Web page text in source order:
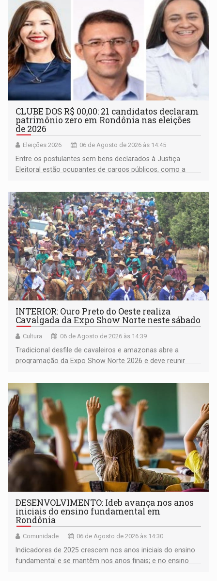
CLUBE DOS R$ 00,00: 21 candidatos declaram
patrimônio zero em Rondônia nas eleições
de 2026
Eleições 2026 06 de Agosto de 2026 às 14:45
Entre os postulantes sem bens declarados à Justiça
Eleitoral estão ocupantes de cargos públicos, como a
Pedro Geovar (PP) e a vice-prefeita Magna dos Anjos
(NOVO)
INTERIOR: Ouro Preto do Oeste realiza
Cavalgada da Expo Show Norte neste sábado
Cultura 06 de Agosto de 2026 às 14:39
Tradicional desfile de cavaleiros e amazonas abre a
programação da Expo Show Norte 2026 e deve reunir
DESENVOLVIMENTO: Ideb avança nos anos
iniciais do ensino fundamental em
Rondônia
Comunidade 06 de Agosto de 2026 às 14:30
Indicadores de 2025 crescem nos anos iniciais do ensino
fundamental e se mantêm nos anos finais; e no ensino